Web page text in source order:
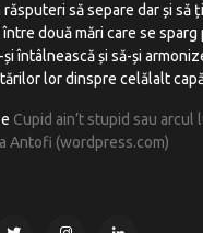
răsputeri să separe dar și
două mări care se
întâlnească și să-și
lor dinspre celălalt
Cupid ain’t stupid sau
Antofi (wordpress.com)